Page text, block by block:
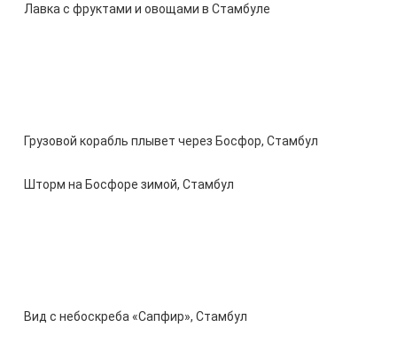
Лавка с фруктами и овощами в Стамбуле
Грузовой корабль плывет через Босфор, Стамбул
Шторм на Босфоре зимой, Стамбул
Вид с небоскреба «Сапфир», Стамбул